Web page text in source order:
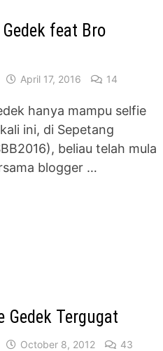
feat Bro
April 17, 2016 14
hanya mampu selfie
ini, di Sepetang
beliau telah mula
blogger …
Gedek Tergugat
October 8, 2012 43